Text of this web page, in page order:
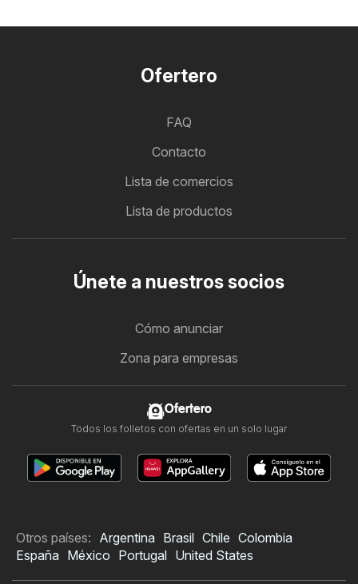
Ofertero
FAQ
Contacto
Lista de comercios
Lista de productos
Únete a nuestros socios
Cómo anunciar
Zona para empresas
Ofertero
Todos los folletos con ofertas en un solo lugar
Otros países: Argentina Brasil Chile Colombia
España México Portugal United States